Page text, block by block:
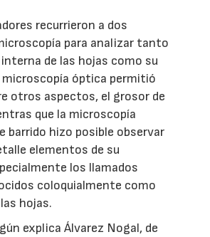
recurrieron a dos
para analizar tanto
de las hojas como su
microscopía óptica permitió
otros aspectos, el grosor de
que la microscopía
barrido hizo posible observar
elementos de su
los llamados
coloquialmente como
las hojas.
explica Álvarez Nogal, de